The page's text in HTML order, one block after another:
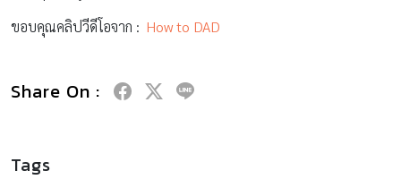
ขอบคุณคลิปวีดีโอจาก : How to DAD
Share On :
Tags